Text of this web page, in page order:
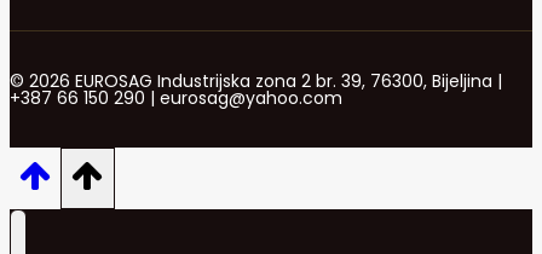
© 2026 EUROSAG Industrijska zona 2 br. 39, 76300, Bijeljina |
+387 66 150 290 | eurosag@yahoo.com